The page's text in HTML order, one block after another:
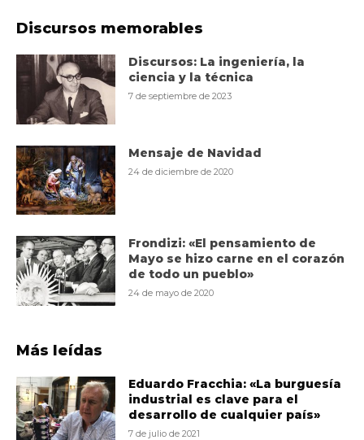
Discursos memorables
Discursos: La ingeniería, la
ciencia y la técnica
7 de septiembre de 2023
Mensaje de Navidad
24 de diciembre de 2020
Frondizi: «El pensamiento de
Mayo se hizo carne en el corazón
de todo un pueblo»
24 de mayo de 2020
Más leídas
Eduardo Fracchia: «La burguesía
industrial es clave para el
desarrollo de cualquier país»
7 de julio de 2021